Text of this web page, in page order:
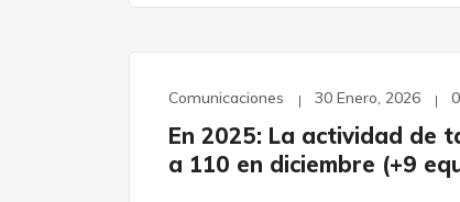
Comunicaciones 30 Enero, 2026
En 2025: La actividad de
a 110 en diciembre (+9